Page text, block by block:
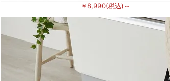
￥8,990(税込)～